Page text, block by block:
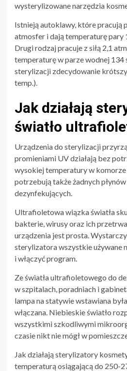
wysterylizowane narzędzia
Istnieją autoklawy, które pracują
atmosfer i dają temperaturę pary
Drugi rodzaj pracuje z siłą 2,1
temperaturę w parze wodnej 134
sterylizacji zdecydowanie
temp.).
Jak działają
światło
Urządzenia do sterylizacji
promieniami UV działają bez
wysokiej temperatury w
potrzebują także żadnych
dezynfekujących.
Ultrafioletowa wiązka światła
bakterie, wirusy oraz ich
urządzenia jest prosta.
sterylizatora wszystkie używane
i włączyć program.
Ze światła ultrafioletowego do
w szpitalach, poradniach i
lampa na statywie wstawiana
włączana. Niebieskie światło
wszystkimi szkodliwymi
czasie nikt nie mógł w
Jak działają sterylizatory
temperaturą osiągającą do 250-